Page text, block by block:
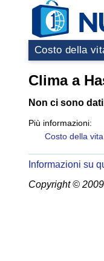
Costo della
Clima a
Non ci sono
Più informazioni:
Costo della vita
Informazioni su
Copyright ©